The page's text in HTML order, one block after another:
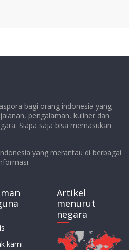
bagi orang indonesia yang
pengalaman, kuliner dan
Siapa saja bisa memasukan
yang merantau di berbagai
kami
Artikel
menurut
negara